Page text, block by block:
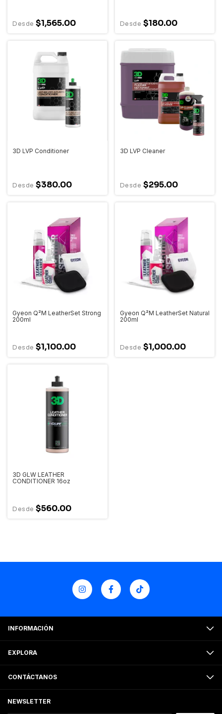
$1,565.00 $180.00
3D LVP Conditioner
$380.00
3D LVP Cleaner
$295.00
Gyeon Q²M LeatherSet Strong
200ml
$1,100.00
Gyeon Q²M LeatherSet Natural
200ml
$1,000.00
3D GLW LEATHER
CONDITIONER 16oz
$560.00
INFORMACIÓN
EXPLORA
CONTÁCTANOS
NEWSLETTER